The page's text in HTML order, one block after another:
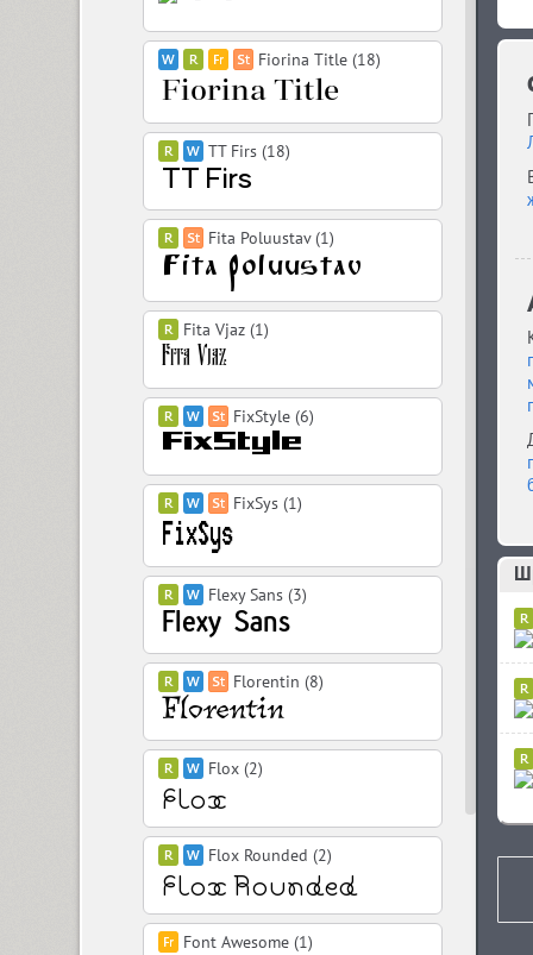
Fiorina Title (18)
TT Firs (18)
Fita Poluustav (1)
Fita Vjaz (1)
FixStyle (6)
FixSys (1)
Flexy Sans (3)
Florentin (8)
Flox (2)
Flox Rounded (2)
Font Awesome (1)